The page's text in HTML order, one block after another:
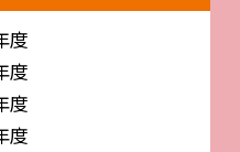
度
度
度
度